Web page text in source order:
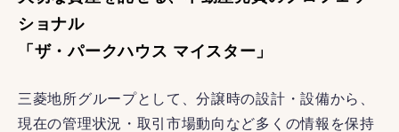
ショナル
「ザ・パークハウス マイスター」
三菱地所グループとして、分譲時の設計・設備から、
現在の管理状況・取引市場動向など多くの情報を保持